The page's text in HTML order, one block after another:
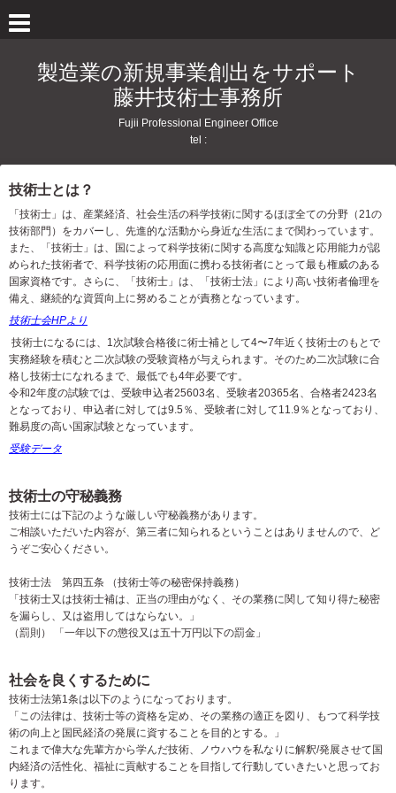
製造業の新規事業創出をサポート
藤井技術士事務所
Fujii Professional Engineer Office
tel :
技術士とは？
「技術士」は、産業経済、社会生活の科学技術に関するほぼ全ての分野（21の
技術部門）をカバーし、先進的な活動から身近な生活にまで関わっています。
また、「技術士」は、国によって科学技術に関する高度な知識と応用能力が認
められた技術者で、科学技術の応用面に携わる技術者にとって最も権威のある
国家資格です。さらに、「技術士」は、「技術士法」により高い技術者倫理を
備え、継続的な資質向上に努めることが責務となっています。
技術士会HPより
技術士になるには、1次試験合格後に術士補として4〜7年近く技術士のもとで
実務経験を積むと二次試験の受験資格が与えられます。そのため二次試験に合
格し技術士になれるまで、最低でも4年必要です。
令和2年度の試験では、受験申込者25603名、受験者20365名、合格者2423名
となっており、申込者に対しては9.5％、受験者に対して11.9％となっており、
難易度の高い国家試験となっています。
受験データ
技術士の守秘義務
技術士には下記のような厳しい守秘義務があります。
ご相談いただいた内容が、第三者に知られるということはありませんので、ど
うぞご安心ください。
技術士法 第四五条 （技術士等の秘密保持義務）
「技術士又は技術士補は、正当の理由がなく、その業務に関して知り得た秘密
を漏らし、又は盗用してはならない。」
（罰則） 「一年以下の懲役又は五十万円以下の罰金」
社会を良くするために
技術士法第1条は以下のようになっております。
「この法律は、技術士等の資格を定め、その業務の適正を図り、もつて科学技
術の向上と国民経済の発展に資することを目的とする。」
これまで偉大な先輩方から学んだ技術、ノウハウを私なりに解釈/発展させて国
内経済の活性化、福祉に貢献することを目指して行動していきたいと思ってお
ります。